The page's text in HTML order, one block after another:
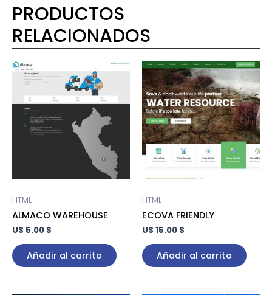
PRODUCTOS
RELACIONADOS
HTML
ALMACO WAREHOUSE
US 5.00 $
Añadir al carrito
HTML
ECOVA FRIENDLY
US 15.00 $
Añadir al carrito